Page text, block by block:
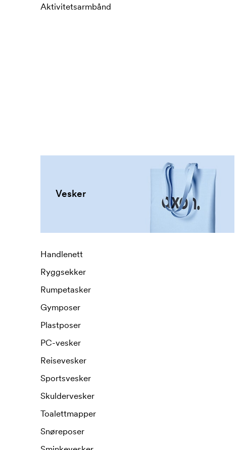
Aktivitetsarmbånd
Vesker
Handlenett
Ryggsekker
Rumpetasker
Gymposer
Plastposer
PC-vesker
Reisevesker
Sportsvesker
Skuldervesker
Toalettmapper
Snøreposer